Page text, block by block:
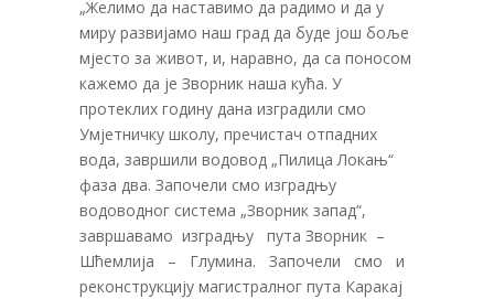
„Желимо да наставимо да радимо и да у
миру развијамо наш град да буде још боље
мјесто за живот, и, наравно, да са поносом
кажемо да је Зворник наша кућа. У
протеклих годину дана изградили смо
Умјетничку школу, пречистач отпадних
вода, завршили водовод „Пилица Локањ“
фаза два. Започели смо изградњу
водоводног система „Зворник запад“,
завршавамо изградњу пута Зворник –
Шћемлија – Глумина. Започели смо и
реконструкцију магистралног пута Каракај